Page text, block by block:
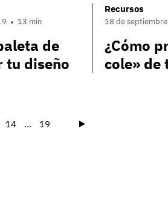
13 min
de
tu diseño
Recursos
18 de
¿Cómo
cole» de
14 ... 19 Suivant